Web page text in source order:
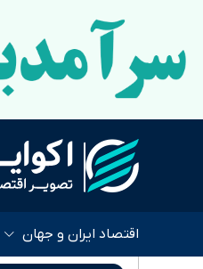
اقتصاد ایران و جهان